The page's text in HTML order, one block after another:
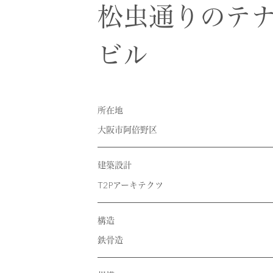
RECRUIT
CONTACT
松虫通りのテ
ビル
所在地
大阪市阿倍野区
建築設計
T2Pアーキテクツ
構造
鉄骨造